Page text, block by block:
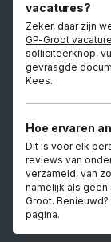
vacatures?
Zeker, daar zijn
GP-Groot
solliciteerknop,
gevraagde
Kees.
Hoe ervaren
Dit is voor elk
reviews van
verzameld, van
namelijk als
Groot.
pagina.